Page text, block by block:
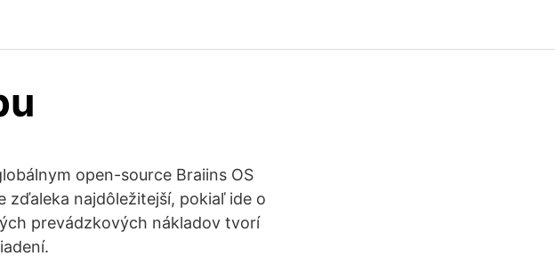
open-source Braiins OS
zďaleka najdôležitejší, pokiaľ ide o
prevádzkových nákladov tvorí